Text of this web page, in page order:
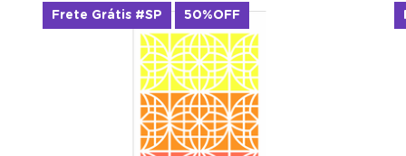
Frete Grátis #SP 50%OFF